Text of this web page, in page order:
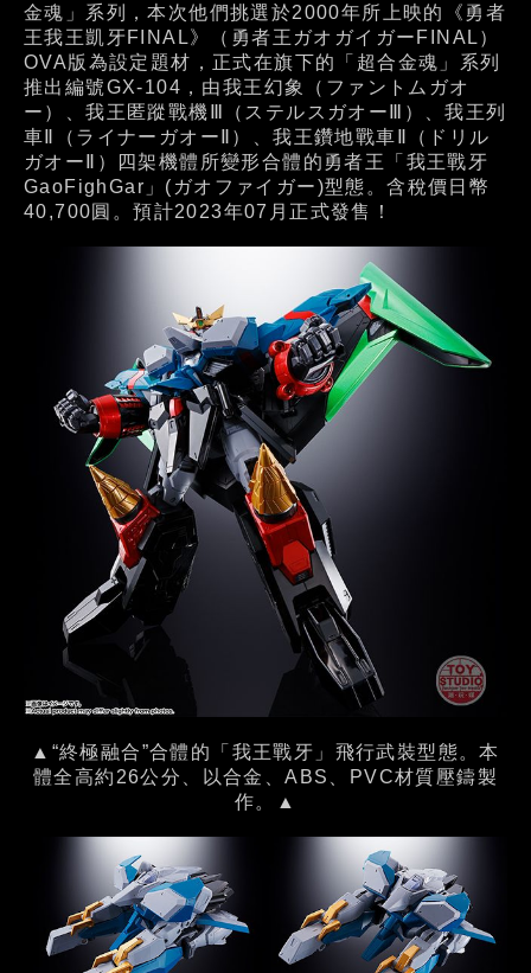
金魂」系列，本次他們挑選於2000年所上映的《勇者
王我王凱牙FINAL》（勇者王ガオガイガーFINAL）
OVA版為設定題材，正式在旗下的「超合金魂」系列
推出編號GX-104，由我王幻象（ファントムガオ
ー）、我王匿蹤戰機Ⅲ（ステルスガオーⅢ）、我王列
車Ⅱ（ライナーガオーⅡ）、我王鑽地戰車Ⅱ（ドリル
ガオーⅡ）四架機體所變形合體的勇者王「我王戰牙
GaoFighGar」(ガオファイガー)型態。含稅價日幣
40,700圓。預計2023年07月正式發售！
▲“終極融合”合體的「我王戰牙」飛行武裝型態。本
體全高約26公分、以合金、ABS、PVC材質壓鑄製
作。▲